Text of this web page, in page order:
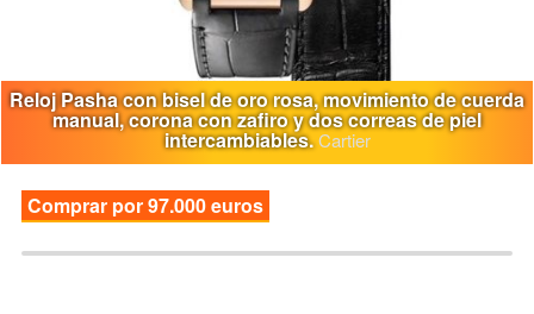
Reloj Pasha con bisel de oro rosa, movimiento de cuerda
manual, corona con zafiro y dos correas de piel
intercambiables.Cartier
Comprar por 97.000 euros